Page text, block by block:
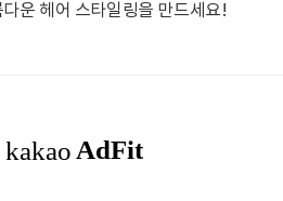
운 헤어 스타일링을 만드세요!